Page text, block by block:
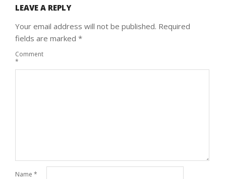
LEAVE A REPLY
Your email address will not be published. Required
fields are marked *
Comment
*
Name *